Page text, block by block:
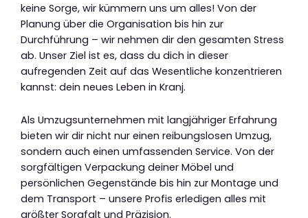
keine Sorge, wir kümmern uns um alles! Von der
Planung über die Organisation bis hin zur
Durchführung – wir nehmen dir den gesamten Stress
ab. Unser Ziel ist es, dass du dich in dieser
aufregenden Zeit auf das Wesentliche konzentrieren
kannst: dein neues Leben in Kranj.
Als Umzugsunternehmen mit langjähriger Erfahrung
bieten wir dir nicht nur einen reibungslosen Umzug,
sondern auch einen umfassenden Service. Von der
sorgfältigen Verpackung deiner Möbel und
persönlichen Gegenstände bis hin zur Montage und
dem Transport – unsere Profis erledigen alles mit
größter Sorgfalt und Präzision.